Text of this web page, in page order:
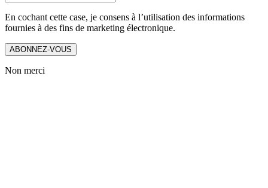
En cochant cette case, je consens à l’utilisation des informations
fournies à des fins de marketing électronique.
ABONNEZ-VOUS
Non merci